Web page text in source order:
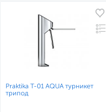
Praktika T-01 AQUA турникет
трипод